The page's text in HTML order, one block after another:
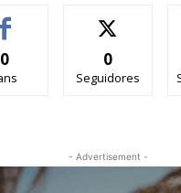
0 0
Seguidores
- Advertisement -